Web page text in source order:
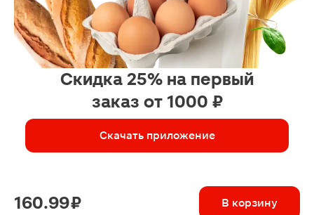
Скидка 25% на первый
заказ от 1000 ₽
Скачать приложение
160.99 ₽ В корзину